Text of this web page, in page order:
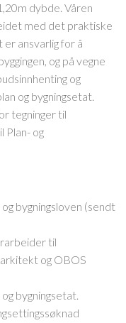
dybde. Våren
med det praktiske
er ansvarlig for å
og på vegne
og
og bygningsetat.
tegninger til
Plan- og
bygningsloven (sendt
til
og OBOS
bygningsetat.